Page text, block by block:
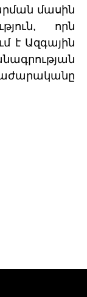
մասին
որն
է Ազգային